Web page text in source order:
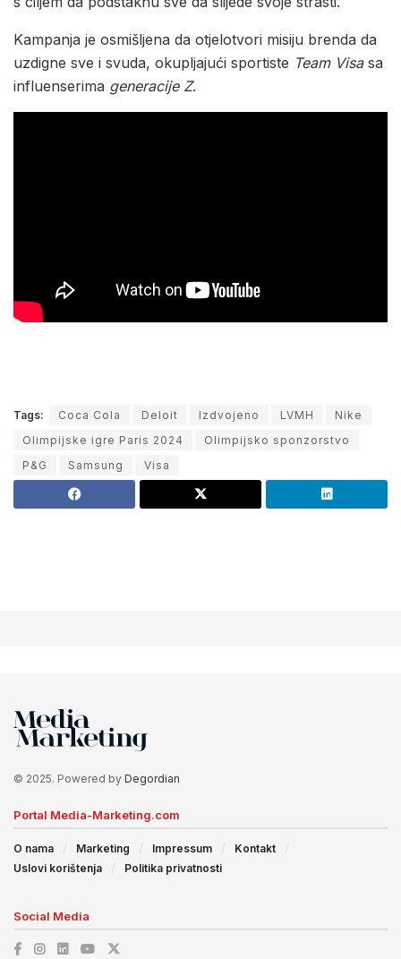
Kampanja je osmišljena da otjelotvori misiju brenda da
uzdigne sve i svuda, okupljajući sportiste Team Visasa
influenserima generacije Z.
Tags: Coca Cola Deloit Izdvojeno LVMH
Nike
Olimpijske igre Paris 2024
Olimpijsko sponzorstvo
P&G
Samsung Visa
© 2025. Powered by Degordian
Portal Media-Marketing.com
O nama Marketing Impressum
Kontakt
Uslovi korištenja
Politika privatnosti
Social Media